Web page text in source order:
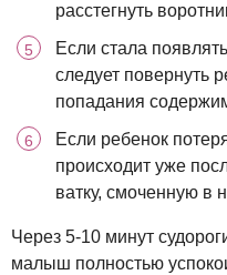
расстегнуть
Если стала
следует повернуть
попадания
Если ребенок
происходит уже
ватку, смоченную в
Через 5-10 минут
малыш полностью